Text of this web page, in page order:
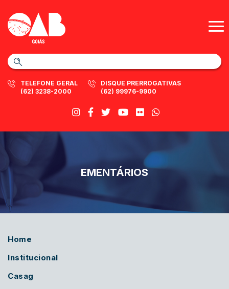
TELEFONE GERAL
(62) 3238-2000
DISQUE PRERROGATIVAS
(62) 99976-9900
EMENTÁRIOS
Home
Institucional
Casag